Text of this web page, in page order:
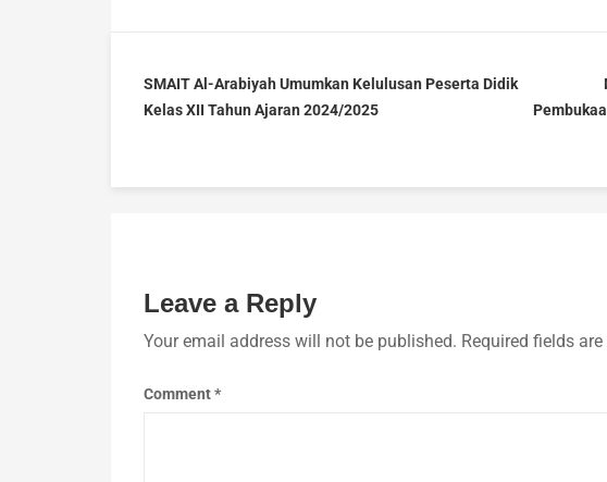
SMAIT Al-Arabiyah Umumkan Kelulusan Peserta Didik
Kelas XII Tahun Ajaran 2024/2025
Leave a Reply
Your email address will not be published. Required fields
Comment*